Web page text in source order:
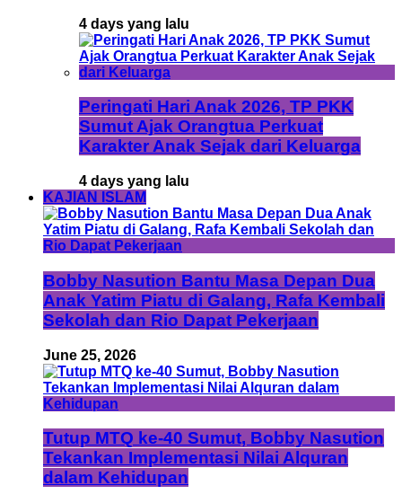
4 days yang lalu
Peringati Hari Anak 2026, TP PKK
Sumut Ajak Orangtua Perkuat
Karakter Anak Sejak dari Keluarga
4 days yang lalu
KAJIAN ISLAM
Bobby Nasution Bantu Masa Depan Dua
Anak Yatim Piatu di Galang, Rafa Kembali
Sekolah dan Rio Dapat Pekerjaan
June 25, 2026
Tutup MTQ ke-40 Sumut, Bobby Nasution
Tekankan Implementasi Nilai Alquran
dalam Kehidupan